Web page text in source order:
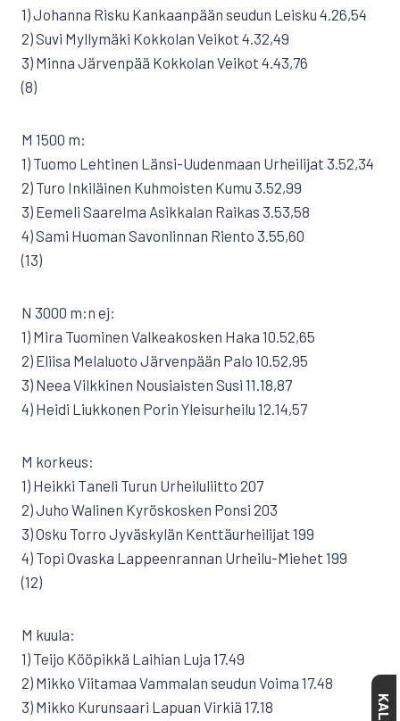
1) Johanna Risku Kankaanpään seudun Leisku 4.26,54
2) Suvi Myllymäki Kokkolan Veikot 4.32,49
3) Minna Järvenpää Kokkolan Veikot 4.43,76
(8)
M 1500 m:
1) Tuomo Lehtinen Länsi-Uudenmaan Urheilijat 3.52,34
2) Turo Inkiläinen Kuhmoisten Kumu 3.52,99
3) Eemeli Saarelma Asikkalan Raikas 3.53,58
4) Sami Huoman Savonlinnan Riento 3.55,60
(13)
N 3000 m:n ej:
1) Mira Tuominen Valkeakosken Haka 10.52,65
2) Eliisa Melaluoto Järvenpään Palo 10.52,95
3) Neea Vilkkinen Nousiaisten Susi 11.18,87
4) Heidi Liukkonen Porin Yleisurheilu 12.14,57
M korkeus:
1) Heikki Taneli Turun Urheiluliitto 207
2) Juho Walinen Kyröskosken Ponsi 203
3) Osku Torro Jyväskylän Kenttäurheilijat 199
4) Topi Ovaska Lappeenrannan Urheilu-Miehet 199
(12)
M kuula:
1) Teijo Kööpikkä Laihian Luja 17.49
2) Mikko Viitamaa Vammalan seudun Voima 17.48
3) Mikko Kurunsaari Lapuan Virkiä 17.18